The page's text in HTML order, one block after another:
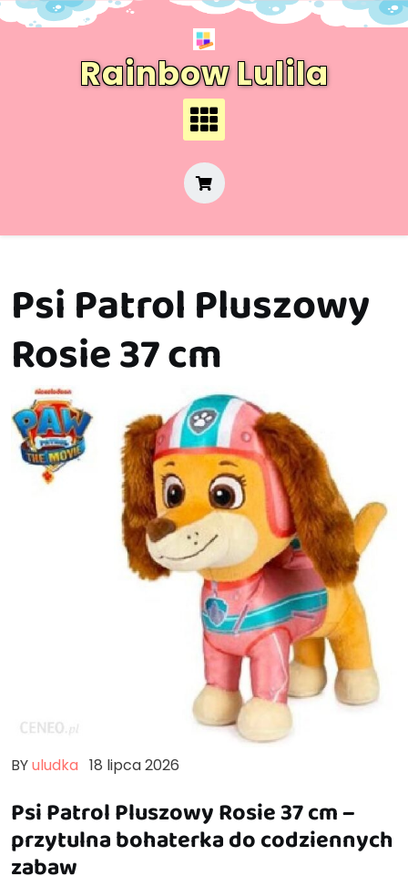
Skip
Rainbow Lulila
Psi Patrol Pluszowy
Rosie 37 cm
BYuludka 18 lipca 2026
Psi Patrol Pluszowy Rosie 37 cm –
przytulna bohaterka do codziennych
zabaw